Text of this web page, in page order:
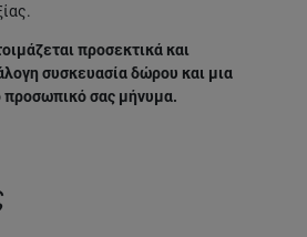
προσεκτικά και
συσκευασία δώρου και μια
προσωπικό σας μήνυμα.